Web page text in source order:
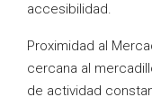
accesibilidad.
Proximidad al
cercana al
de actividad